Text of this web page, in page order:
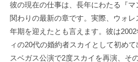
彼の現在の仕事は、長年にわたる『
関わりの最新の章です。実際、ウォ
年期を迎えたとも言えます。彼は
ィの20代の婚約者スカイとして初め
スベガス公演で2度スカイを再演、そ